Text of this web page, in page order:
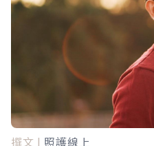
撰文 | 照護線上